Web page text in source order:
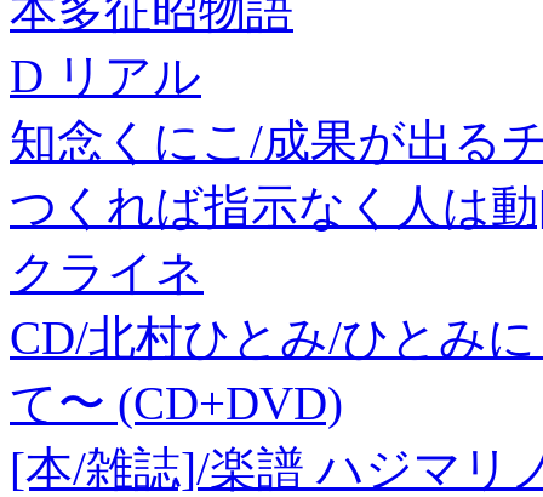
D リアル
知念くにこ/成果が出る
つくれば指示なく人は動
クライネ
CD/北村ひとみ/ひとみ
て〜 (CD+DVD)
[本/雑誌]/楽譜 ハジマリ